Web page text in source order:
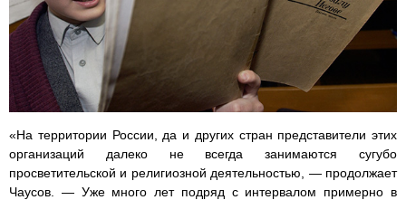
«На территории России, да и других стран представители этих
организаций далеко не всегда занимаются сугубо
просветительской и религиозной деятельностью, — продолжает
Чаусов. — Уже много лет подряд с интервалом примерно в